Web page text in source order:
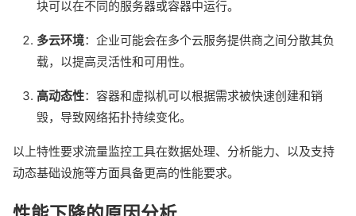
块可以在不同的服务器或容器中运行。
多云环境：企业可能会在多个云服务提供商之间分散其负
载，以提高灵活性和可用性。
高动态性：容器和虚拟机可以根据需求被快速创建和销
毁，导致网络拓扑持续变化。
以上特性要求流量监控工具在数据处理、分析能力、以及支持
动态基础设施等方面具备更高的性能要求。